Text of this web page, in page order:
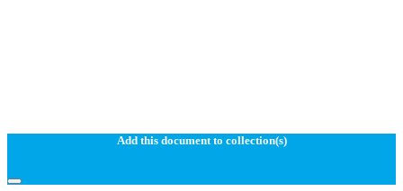
Add this document to collection(s)